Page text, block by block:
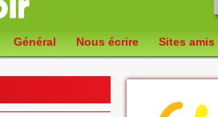
Général Nous écrire Sites amis